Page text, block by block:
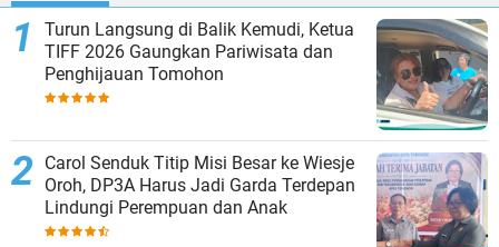
Turun Langsung di Balik Kemudi, Ketua
TIFF 2026 Gaungkan Pariwisata dan
Penghijauan Tomohon
Carol Senduk Titip Misi Besar ke Wiesje
Oroh, DP3A Harus Jadi Garda Terdepan
Lindungi Perempuan dan Anak